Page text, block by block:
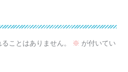
ことはありません。 ※ が付いてい